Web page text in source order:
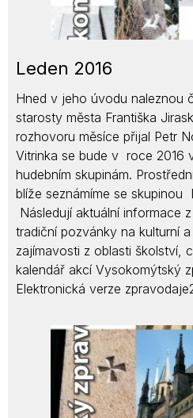
Leden 2016
Hned v jeho úvodu naleznou
starosty města Františka
rozhovoru měsíce přijal Petr
Vitrinka se bude v roce 2016
hudebním skupinám.
blíže seznámíme se skupinou
Následují aktuální informace
tradiční pozvánky na kulturní
zajímavosti z oblasti školství,
kalendář akcí Vysokomýtský
Elektronická verze